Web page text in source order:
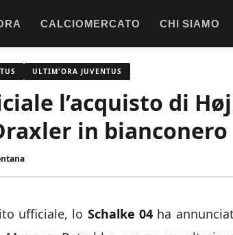
CALCIOMERCATO CHI SIAMO
ULTIM'ORA JUVENTUS
l’acquisto di
in bianconero
ufficiale, lo Schalke 04 ha